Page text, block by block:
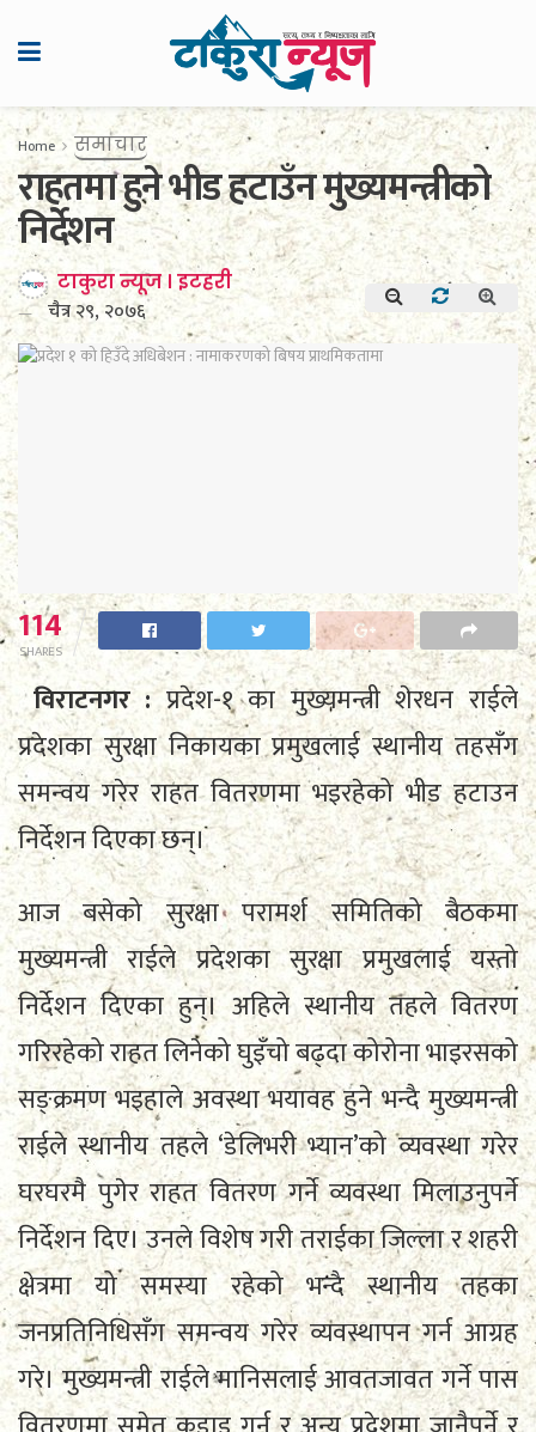
Home समाचार
राहतमा हुने भीड हटाउँन मुख्यमन्त्रीको
निर्देशन
टाकुरा न्यूज । इटहरी
चैत्र २९, २०७६
114
SHARES
विराटनगर :प्रदेश-१ का मुख्यमन्त्री शेरधन राईले
प्रदेशका सुरक्षा निकायका प्रमुखलाई स्थानीय तहसँग
समन्वय गरेर राहत वितरणमा भइरहेको भीड हटाउन
निर्देशन दिएका छन्।
आज बसेको सुरक्षा परामर्श समितिको बैठकमा
मुख्यमन्त्री राईले प्रदेशका सुरक्षा प्रमुखलाई यस्तो
निर्देशन दिएका हुन्। अहिले स्थानीय तहले वितरण
गरिरहेको राहत लिनेको घुइँचो बढ्दा कोरोना भाइरसको
सङ्क्रमण भइहाले अवस्था भयावह हुने भन्दै मुख्यमन्त्री
राईले स्थानीय तहले ‘डेलिभरी भ्यान’को व्यवस्था गरेर
घरघरमै पुगेर राहत वितरण गर्ने व्यवस्था मिलाउनुपर्ने
निर्देशन दिए। उनले विशेष गरी तराईका जिल्ला र शहरी
क्षेत्रमा यो समस्या रहेको भन्दै स्थानीय तहका
जनप्रतिनिधिसँग समन्वय गरेर व्यवस्थापन गर्न आग्रह
गरे। मुख्यमन्त्री राईले मानिसलाई आवतजावत गर्ने पास